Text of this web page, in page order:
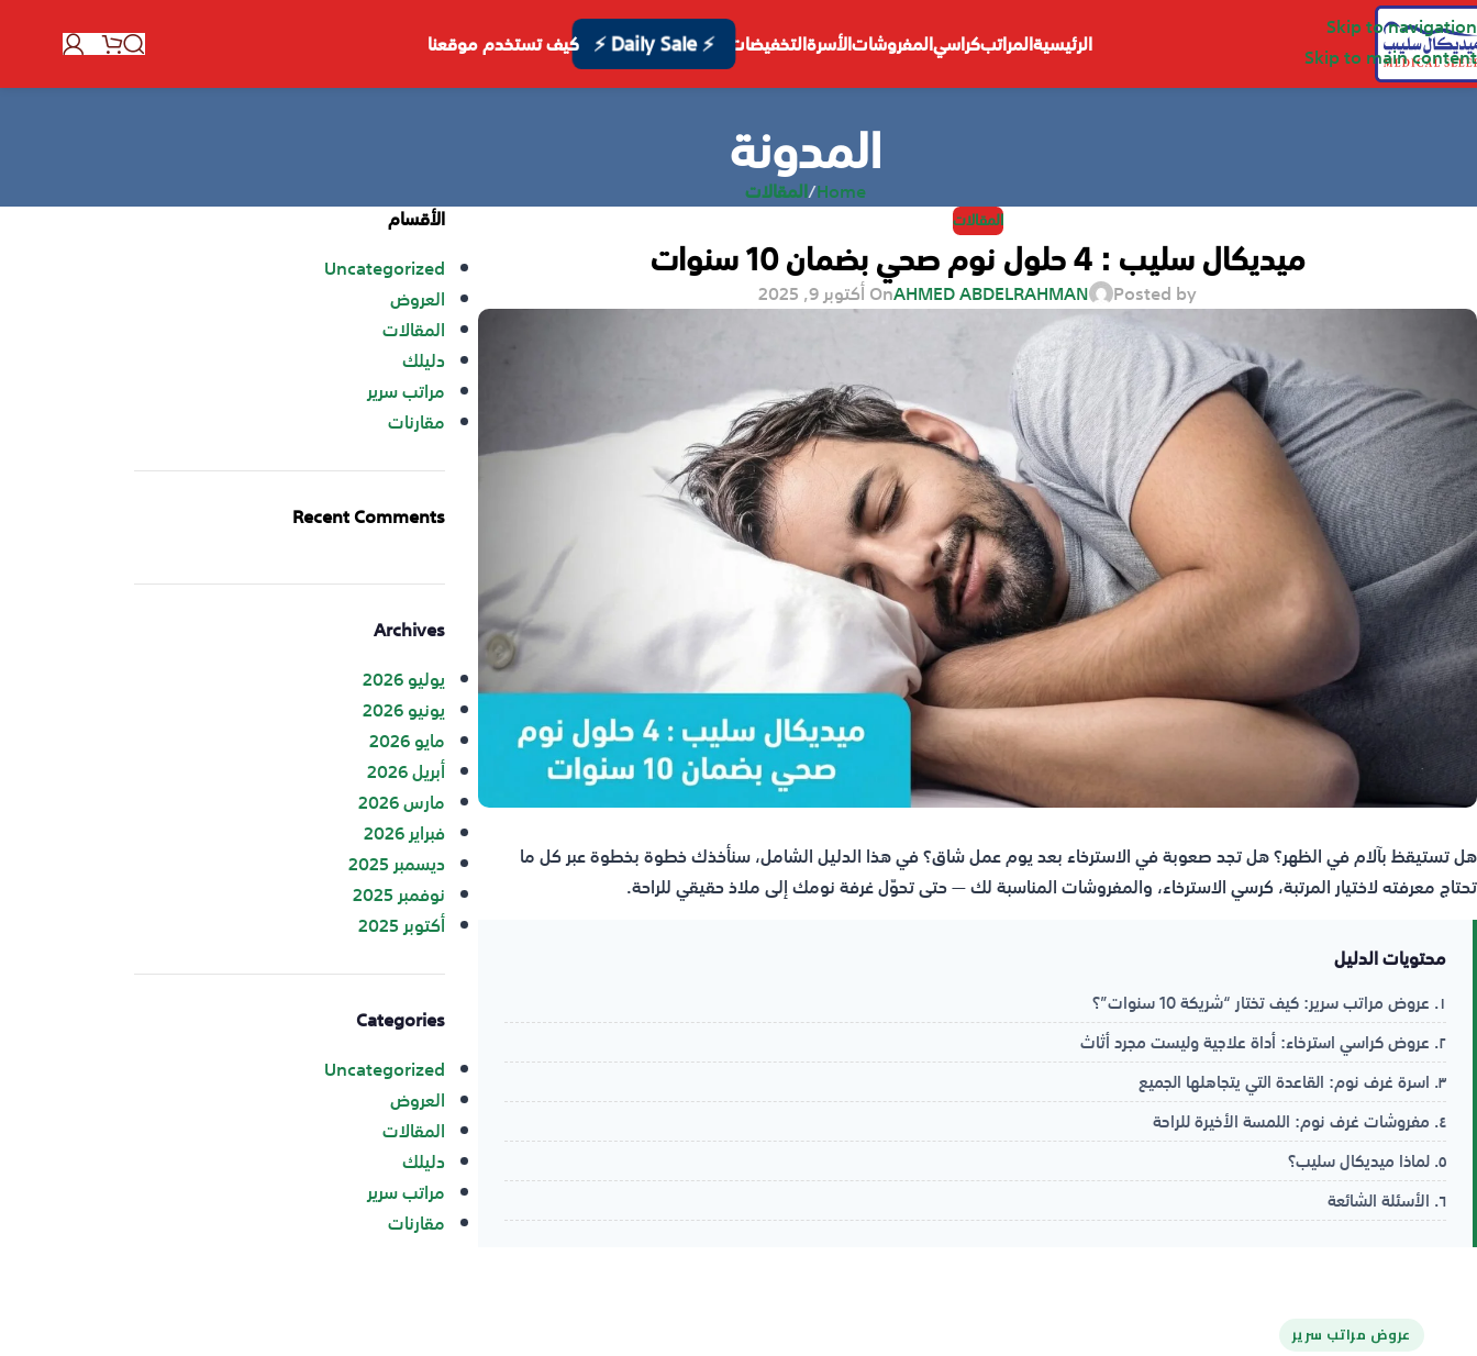
Skip to navigation
Skip to main content
الرئيسيةالمراتبكراسيالمفروشاتالأسرةالتخفيضات ⚡ Daily Sale ⚡ كيف تستخدم موقعنا
المدونة
Home
/المقالات
المقالات
ميديكال سليب : 4 حلول نوم صحي بضمان 10 سنوات
Posted by
AHMED ABDELRAHMANOn أكتوبر 9, 2025
هل تستيقظ بآلام في الظهر؟ هل تجد صعوبة في الاسترخاء بعد يوم عمل شاق؟ في هذا الدليل الشامل، سنأخذك خطوة بخطوة عبر كل ما
تحتاج معرفته لاختيار المرتبة، كرسي الاسترخاء، والمفروشات المناسبة لك — حتى تحوّل غرفة نومك إلى ملاذ حقيقي للراحة.
محتويات الدليل
١. عروض مراتب سرير: كيف تختار “شريكة 10 سنوات”؟
٢. عروض كراسي استرخاء: أداة علاجية وليست مجرد أثاث
٣. اسرة غرف نوم: القاعدة التي يتجاهلها الجميع
٤. مفروشات غرف نوم: اللمسة الأخيرة للراحة
٥. لماذا ميديكال سليب؟
٦. الأسئلة الشائعة
عروض مراتب سرير
الأقسام
Uncategorized
العروض
المقالات
دليلك
مراتب سرير
مقارنات
Recent Comments
Archives
يوليو 2026
يونيو 2026
مايو 2026
أبريل 2026
مارس 2026
فبراير 2026
ديسمبر 2025
نوفمبر 2025
أكتوبر 2025
Categories
Uncategorized
العروض
المقالات
دليلك
مراتب سرير
مقارنات